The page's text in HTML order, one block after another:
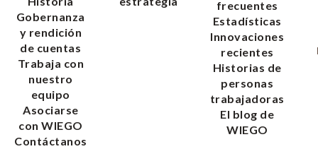
Gobernanza
y rendición
de cuentas
Trabaja con
nuestro
equipo
Asociarse
con WIEGO
Contáctanos
frecuentes
Estadísticas
Innovaciones
recientes
Historias de
personas
trabajadoras
El blog de
WIEGO